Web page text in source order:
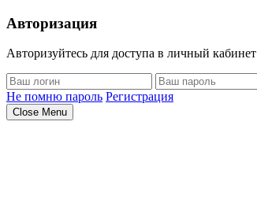
Авторизация
Авторизуйтесь для доступа в личный кабинет
Не помню пароль Регистрация
Close Menu